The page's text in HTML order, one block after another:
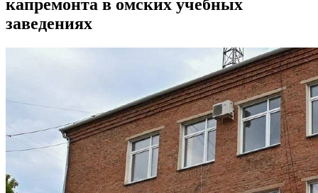
капремонта в омских учебных
заведениях